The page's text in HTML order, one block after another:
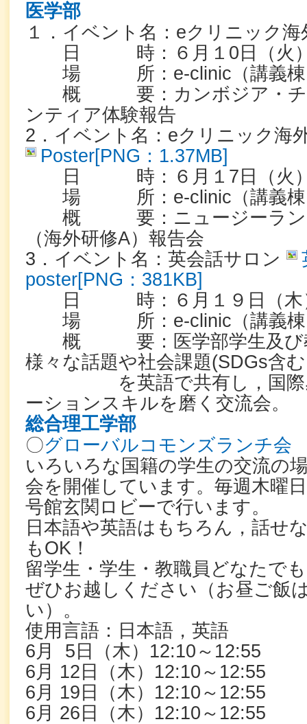
医学部
１．イベント名：eクリニック
日 時：６月１0日（火）
場 所：e-clinic（講義棟
概 要：カンボジア・チェ
ンティア体験報告
2．イベント名：eクリニック海
Poster[PNG：1.37MB]
日 時：６月１7日（火）
場 所：e-clinic（講義棟
概 要：ニュージーランド
（海外研修A）報告会
3．イベント名：英会話サロン
poster[PNG：381KB]
日 時：６月１９日（木）
場 所：e-clinic（講義棟
概 要：医学部学生及び教
様々な話題や社会課題(SDGs含
を英語で共有し，国際感
ーションスキルを磨く交流会。
総合理工学部
〇グローバルコモンズランチ会
いろいろな国籍の学生の交流の
会を開催しています。毎週木曜
号館玄関ロビーで行います。
日本語や英語はもちろん，話せ
もOK！
留学生・学生・教職員どなたで
ぜひお越しください（お昼ご飯
い）。
使用言語：日本語，英語
6月 5日（木）12:10～12:55
6月 12日（木）12:10～12:55
6月 19日（木）12:10～12:55
6月 26日（木）12:10～12:55